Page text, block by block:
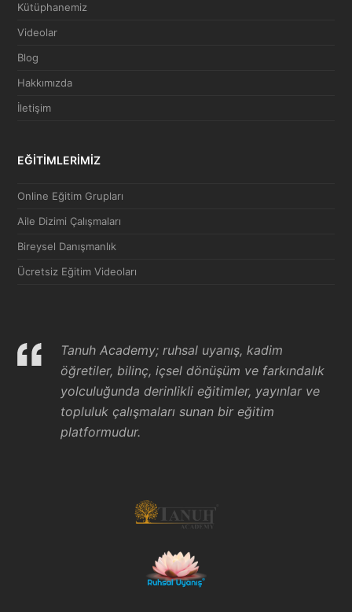
Kütüphanemiz
Videolar
Blog
Hakkımızda
İletişim
EĞİTİMLERİMİZ
Online Eğitim Grupları
Aile Dizimi Çalışmaları
Bireysel Danışmanlık
Ücretsiz Eğitim Videoları
Tanuh Academy; ruhsal uyanış, kadim
öğretiler, bilinç, içsel dönüşüm ve farkındalık
yolculuğunda derinlikli eğitimler, yayınlar ve
topluluk çalışmaları sunan bir eğitim
platformudur.